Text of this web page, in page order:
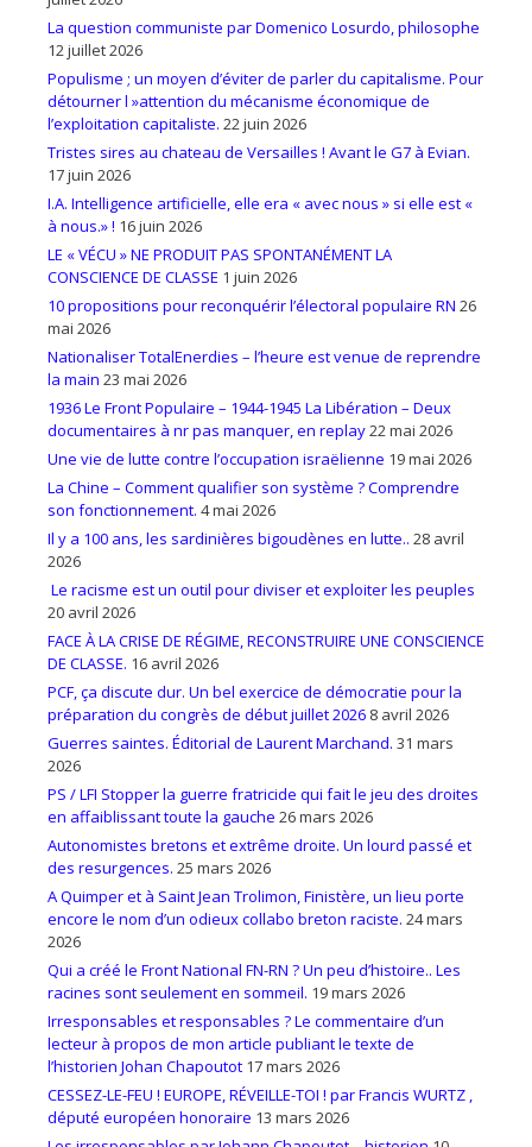
La question communiste par Domenico Losurdo, philosophe
12 juillet 2026
Populisme ; un moyen d’éviter de parler du capitalisme. Pour
détourner l »attention du mécanisme économique de
l’exploitation capitaliste. 22 juin 2026
Tristes sires au chateau de Versailles ! Avant le G7 à Evian.
17 juin 2026
I.A. Intelligence artificielle, elle era « avec nous » si elle est «
à nous.» ! 16 juin 2026
LE « VÉCU » NE PRODUIT PAS SPONTANÉMENT LA
CONSCIENCE DE CLASSE 1 juin 2026
10 propositions pour reconquérir l’électoral populaire RN 26
mai 2026
Nationaliser TotalEnerdies – l’heure est venue de reprendre
la main 23 mai 2026
1936 Le Front Populaire – 1944-1945 La Libération – Deux
documentaires à nr pas manquer, en replay22 mai 2026
Une vie de lutte contre l’occupation israëlienne 19 mai 2026
La Chine – Comment qualifier son système ? Comprendre
son fonctionnement. 4 mai 2026
Il y a 100 ans, les sardinières bigoudènes en lutte.. 28 avril
2026
Le racisme est un outil pour diviser et exploiter les peuples
20 avril 2026
FACE À LA CRISE DE RÉGIME, RECONSTRUIRE UNE CONSCIENCE
DE CLASSE. 16 avril 2026
PCF, ça discute dur. Un bel exercice de démocratie pour la
préparation du congrès de début juillet 2026 8 avril 2026
Guerres saintes. Éditorial de Laurent Marchand. 31 mars
2026
PS / LFI Stopper la guerre fratricide qui fait le jeu des droites
en affaiblissant toute la gauche 26 mars 2026
Autonomistes bretons et extrême droite. Un lourd passé et
des resurgences. 25 mars 2026
A Quimper et à Saint Jean Trolimon, Finistère, un lieu porte
encore le nom d’un odieux collabo breton raciste. 24 mars
2026
Qui a créé le Front National FN-RN ? Un peu d’histoire.. Les
racines sont seulement en sommeil. 19 mars 2026
Irresponsables et responsables ? Le commentaire d’un
lecteur à propos de mon article publiant le texte de
l’historien Johan Chapoutot 17 mars 2026
CESSEZ-LE-FEU ! EUROPE, RÉVEILLE-TOI ! par Francis WURTZ ,
député européen honoraire 13 mars 2026